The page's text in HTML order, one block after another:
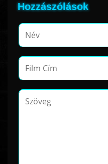
Hozzászólások